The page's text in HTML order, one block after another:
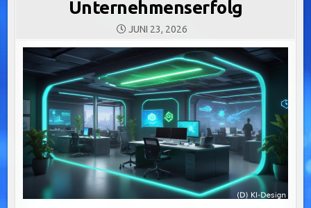
Unternehmenserfolg
JUNI 23, 2026